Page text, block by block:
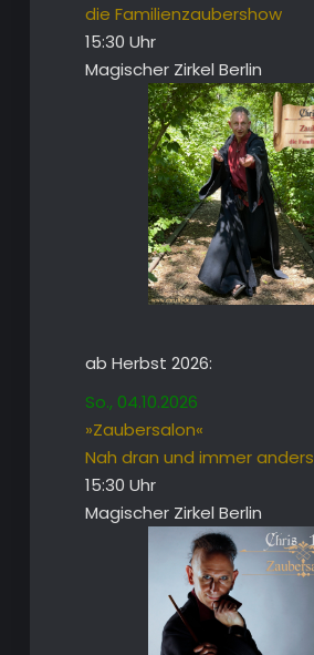
die Familienzaubershow
15:30 Uhr
Magischer Zirkel Berlin
ab Herbst 2026:
So., 04.10.2026
»Zaubersalon«
Nah dran und immer anders
15:30 Uhr
Magischer Zirkel Berlin